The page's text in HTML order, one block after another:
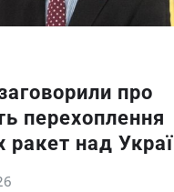
про
перехоплення
ракет над